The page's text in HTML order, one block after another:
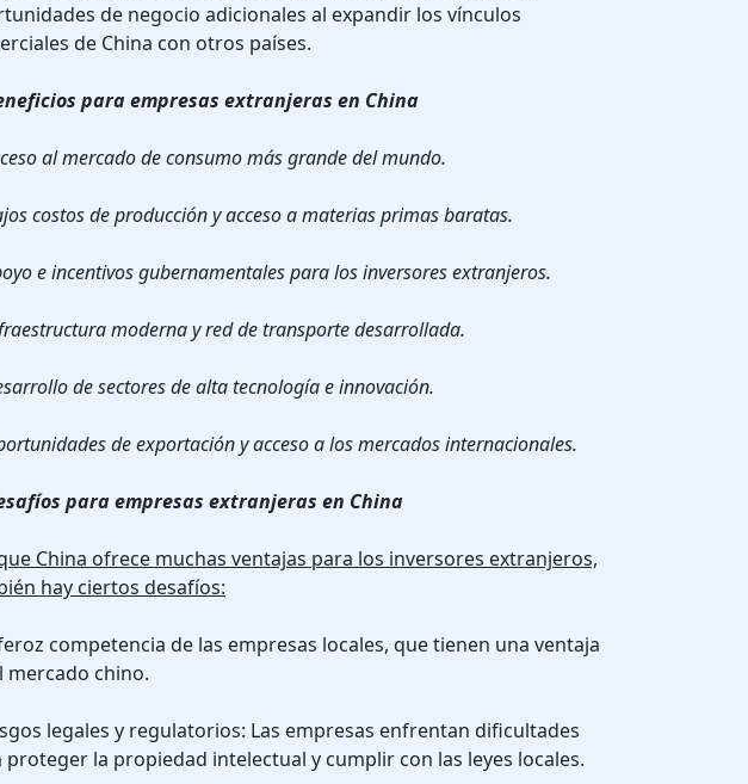
de negocio adicionales al expandir los vínculos
de China con otros países.
para empresas extranjeras en China
al mercado de consumo más grande del mundo.
costos de producción y acceso a materias primas baratas.
e incentivos gubernamentales para los inversores extranjeros.
moderna y red de transporte desarrollada.
de sectores de alta tecnología e innovación.
de exportación y acceso a los mercados internacionales.
para empresas extranjeras en China
China ofrece muchas ventajas para los inversores extranjeros,
hay ciertos desafíos:
competencia de las empresas locales, que tienen una ventaja
mercado chino.
legales y regulatorios: Las empresas enfrentan dificultades
proteger la propiedad intelectual y cumplir con las leyes locales.